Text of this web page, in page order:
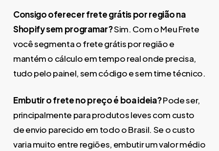
Consigo oferecer frete grátis por região na
Shopify sem programar?Sim. Com o Meu Frete
você segmenta o frete grátis por região e
mantém o cálculo em tempo real onde precisa,
tudo pelo painel, sem código e sem time técnico.
Embutir o frete no preço é boa ideia?Pode ser,
principalmente para produtos leves com custo
de envio parecido em todo o Brasil. Se o custo
varia muito entre regiões, embutir um valor médio